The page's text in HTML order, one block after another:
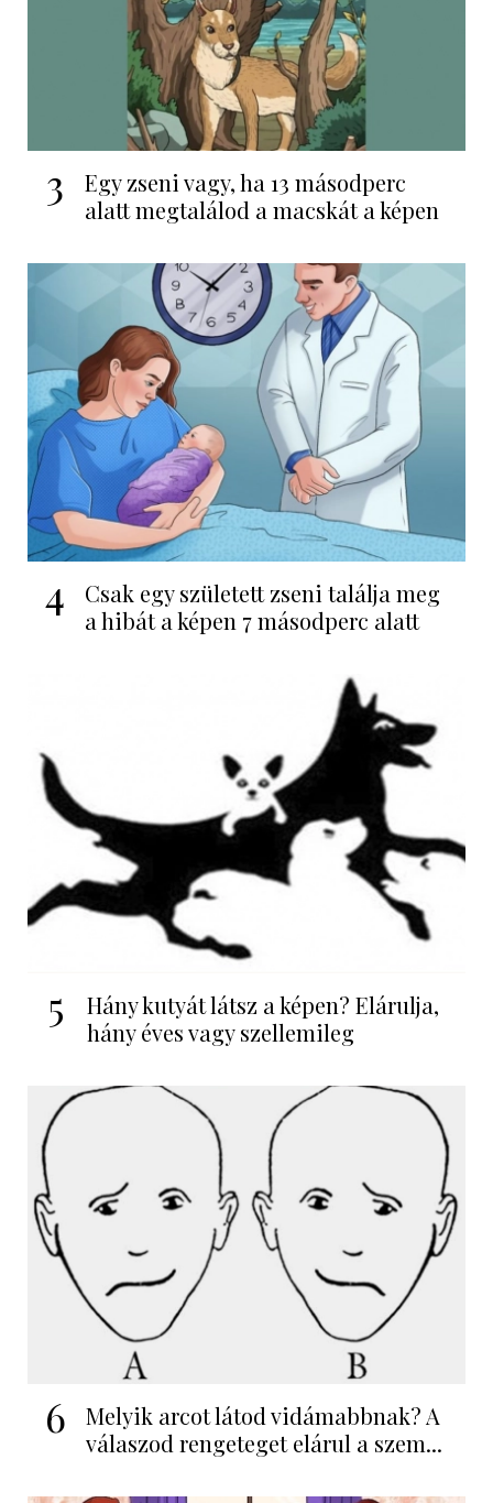
3
Egy zseni vagy, ha 13 másodperc
alatt megtalálod a macskát a képen
4
Csak egy született zseni találja meg
a hibát a képen 7 másodperc alatt
5
Hány kutyát látsz a képen? Elárulja,
hány éves vagy szellemileg
6
Melyik arcot látod vidámabbnak? A
válaszod rengeteget elárul a szem...